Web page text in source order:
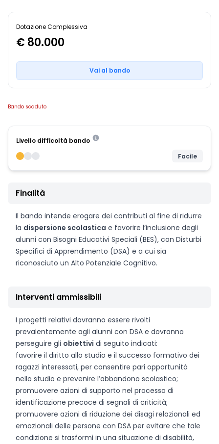
Dotazione Complessiva
€ 80.000
Vai al bando
Bando scaduto
Livello difficoltà bando
Facile
Finalità
Il bando intende erogare dei contributi al fine di ridurre
la dispersione scolastica e favorire l’inclusione degli
alunni con Bisogni Educativi Speciali (BES), con Disturbi
Specifici di Apprendimento (DSA) e a cui sia
riconosciuto un Alto Potenziale Cognitivo.
Interventi ammissibili
I progetti relativi dovranno essere rivolti
prevalentemente agli alunni con DSA e dovranno
perseguire gli obiettivi di seguito indicati:
favorire il diritto allo studio e il successo formativo dei
ragazzi interessati, per consentire pari opportunità
nello studio e prevenire l’abbandono scolastico;
promuovere azioni di supporto nel processo di
identificazione precoce di segnali di criticità;
promuovere azioni di riduzione dei disagi relazionali ed
emozionali delle persone con DSA per evitare che tale
condizione si trasformi in una situazione di disabilità,